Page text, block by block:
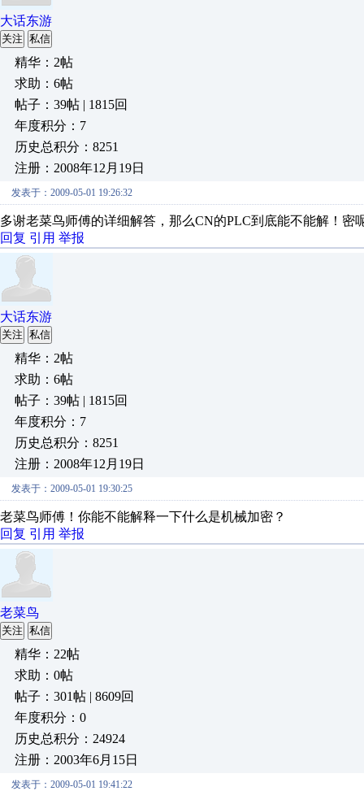
大话东游
关注 私信
精华：2帖
求助：6帖
帖子：39帖 | 1815回
年度积分：7
历史总积分：8251
注册：2008年12月19日
发表于：2009-05-01 19:26:32
多谢老菜鸟师傅的详细解答，那么CN的PLC到底能不能解！密
回复 引用 举报
大话东游
关注 私信
精华：2帖
求助：6帖
帖子：39帖 | 1815回
年度积分：7
历史总积分：8251
注册：2008年12月19日
发表于：2009-05-01 19:30:25
老菜鸟师傅！你能不能解释一下什么是机械加密？
回复 引用 举报
老菜鸟
关注 私信
精华：22帖
求助：0帖
帖子：301帖 | 8609回
年度积分：0
历史总积分：24924
注册：2003年6月15日
发表于：2009-05-01 19:41:22